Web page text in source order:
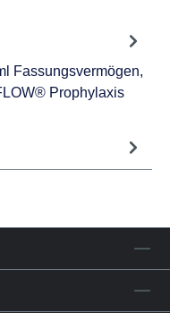
Fassungsvermögen,
Prophylaxis